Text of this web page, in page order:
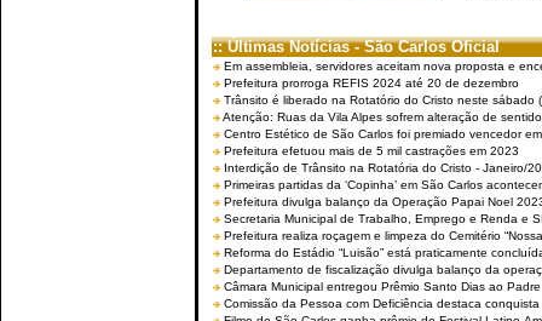
:: Últimas Notícias - São Carlos Oficial
Em assembleia, servidores aceitam nova proposta e
Prefeitura prorroga REFIS 2024 até 20 de dezembro
Trânsito é liberado na Rotatório do Cristo neste sábado
Atenção: Ruas da Vila Alpes sofrem alteração de
Centro Estético de São Carlos foi premiado vencedor
Prefeitura efetuou mais de 5 mil castrações em 2023
Interdição de Trânsito na Rotatória do Cristo - Janeiro/
Primeiras partidas da ‘Copinha’ em São Carlos
Prefeitura divulga balanço da Operação Papai Noel
Secretaria Municipal de Trabalho, Emprego e Renda e
Prefeitura realiza roçagem e limpeza do Cemitério
Reforma do Estádio “Luisão” está praticamente
Departamento de fiscalização divulga balanço da
Câmara Municipal entregou Prêmio Santo Dias ao
Comissão da Pessoa com Deficiência destaca